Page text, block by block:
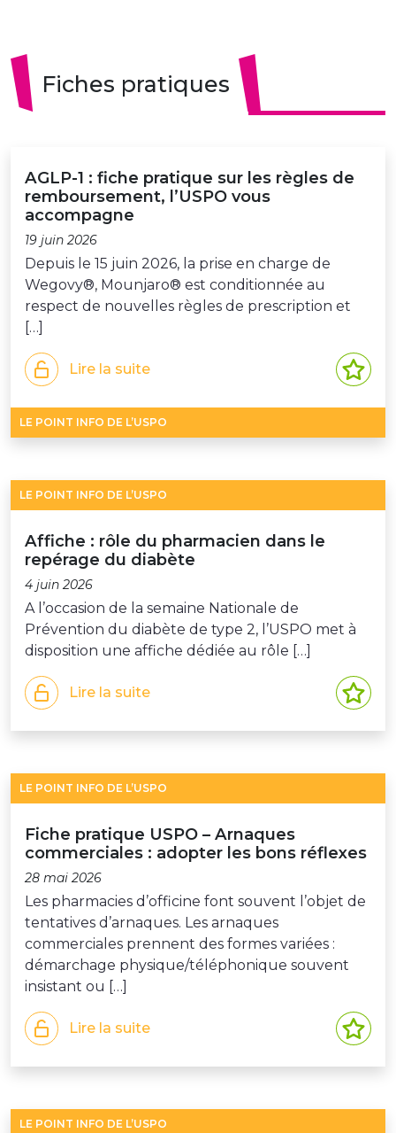
Fiches pratiques
LE POINT INFO DE L’USPO
AGLP-1 : fiche pratique sur les règles de
remboursement, l’USPO vous
accompagne
19 juin 2026
Depuis le 15 juin 2026, la prise en charge de
Wegovy®, Mounjaro® est conditionnée au
respect de nouvelles règles de prescription et
[…]
Lire la suite
LE POINT INFO DE L’USPO
Affiche : rôle du pharmacien dans le
repérage du diabète
4 juin 2026
A l’occasion de la semaine Nationale de
Prévention du diabète de type 2, l’USPO met à
disposition une affiche dédiée au rôle […]
Lire la suite
LE POINT INFO DE L’USPO
Fiche pratique USPO – Arnaques
commerciales : adopter les bons réflexes
28 mai 2026
Les pharmacies d’officine font souvent l’objet de
tentatives d’arnaques. Les arnaques
commerciales prennent des formes variées :
démarchage physique/téléphonique souvent
insistant ou […]
Lire la suite
LE POINT INFO DE L’USPO